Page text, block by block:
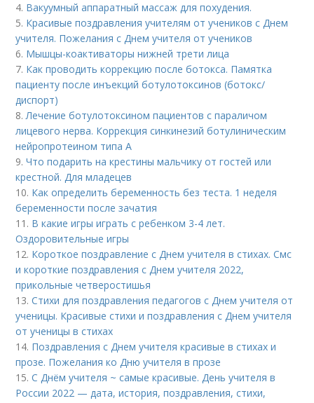
4. Вакуумный аппаратный массаж для похудения.
5. Красивые поздравления учителям от учеников с Днем
учителя. Пожелания с Днем учителя от учеников
6. Мышцы-коактиваторы нижней трети лица
7. Как проводить коррекцию после ботокса. Памятка
пациенту после инъекций ботулотоксинов (ботокс/
диспорт)
8.Лечение ботулотоксином пациентов с параличом
лицевого нерва. Коррекция синкинезий ботулиническим
нейропротеином типа А
9.Что подарить на крестины мальчику от гостей или
крестной. Для младецев
10. Как определить беременность без теста. 1 неделя
беременности после зачатия
11. В какие игры играть с ребенком 3-4 лет.
Оздоровительные игры
12. Короткое поздравление с Днем учителя в стихах. Смс
и короткие поздравления с Днем учителя 2022,
прикольные четверостишья
13.Стихи для поздравления педагогов с Днем учителя от
ученицы. Красивые стихи и поздравления с Днем учителя
от ученицы в стихах
14. Поздравления с Днем учителя красивые в стихах и
прозе. Пожелания ко Дню учителя в прозе
15.С Днём учителя ~ самые красивые. День учителя в
России 2022 — дата, история, поздравления, стихи,